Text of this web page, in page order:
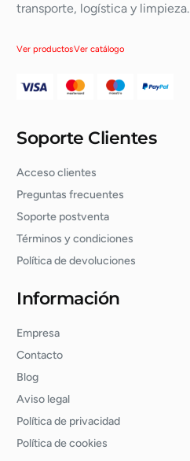
transporte, logística y limpieza.
Ver productosVer catálogo
Soporte Clientes
Acceso clientes
Preguntas frecuentes
Soporte postventa
Términos y condiciones
Política de devoluciones
Información
Empresa
Contacto
Blog
Aviso legal
Política de privacidad
Política de cookies